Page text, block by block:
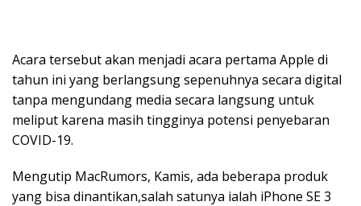
Acara tersebut akan menjadi acara pertama Apple di
tahun ini yang berlangsung sepenuhnya secara digital
tanpa mengundang media secara langsung untuk
meliput karena masih tingginya potensi penyebaran
COVID-19.
Mengutip MacRumors, Kamis, ada beberapa produk
yang bisa dinantikan,salah satunya ialah iPhone SE 3